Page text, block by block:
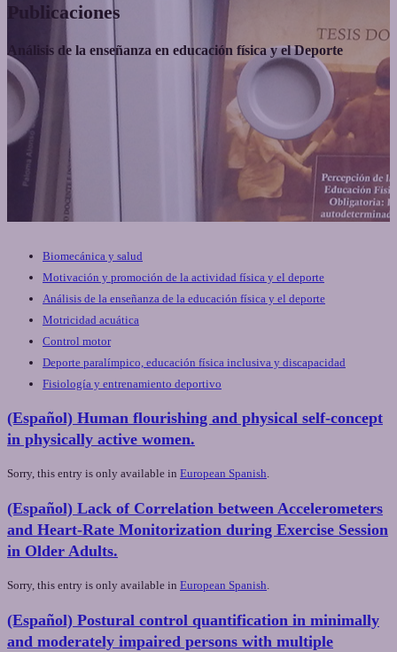
Publicaciones
Análisis de la enseñanza en educación física y el Deporte
Biomecánica y salud
Motivación y promoción de la actividad física y el deporte
Análisis de la enseñanza de la educación física y el deporte
Motricidad acuática
Control motor
Deporte paralímpico, educación física inclusiva y discapacidad
Fisiología y entrenamiento deportivo
(Español) Human flourishing and physical self-concept
in physically active women.
Sorry, this entry is only available in European Spanish.
(Español) Lack of Correlation between Accelerometers
and Heart-Rate Monitorization during Exercise Session
in Older Adults.
Sorry, this entry is only available in European Spanish.
(Español) Postural control quantification in minimally
and moderately impaired persons with multiple